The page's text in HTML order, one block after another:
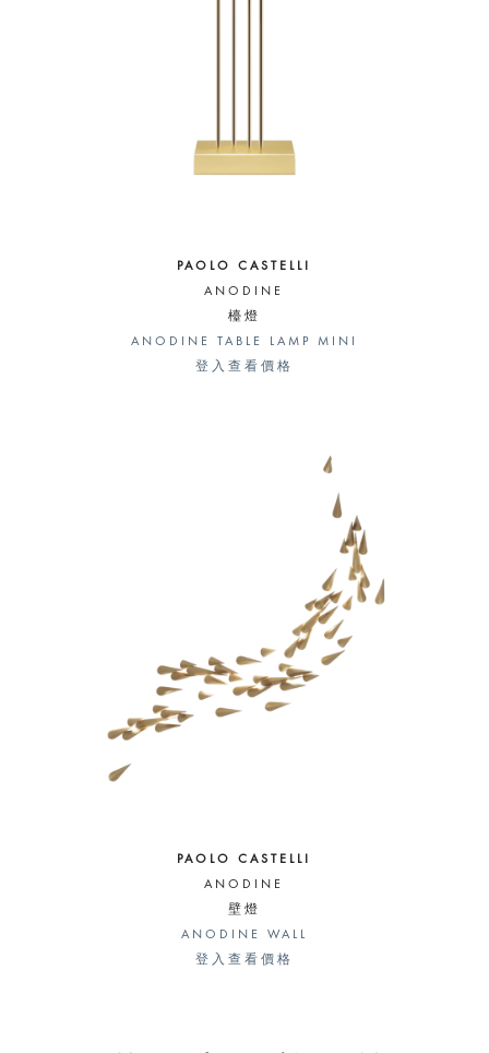
PAOLO CASTELLI
ANODINE
檯燈
ANODINE TABLE LAMP MINI
登入查看價格
PAOLO CASTELLI
ANODINE
壁燈
ANODINE WALL
登入查看價格